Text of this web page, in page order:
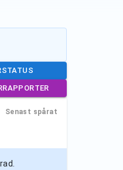
Senast spårat